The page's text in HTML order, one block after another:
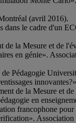
(avril 2016).
le cadre d'un
de la Mesure et de
en génie».
de Pédagogie
de la Mesure et
en
francophone